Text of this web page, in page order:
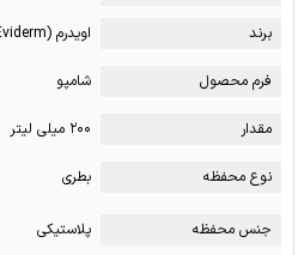
برند
اویدرم (Eviderm)
فرم محصول شامپو
مقدار ۲۰۰ میلی لیتر
نوع محفظه بطری
جنس محفظه پلاستیکی